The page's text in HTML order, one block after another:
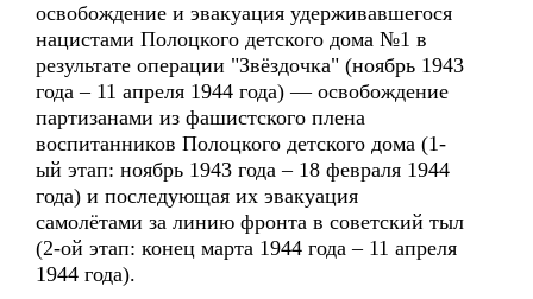
освобождение и эвакуация удерживавшегося
нацистами Полоцкого детского дома №1 в
результате операции "Звёздочка" (ноябрь 1943
года – 11 апреля 1944 года) — освобождение
партизанами из фашистского плена
воспитанников Полоцкого детского дома (1-
ый этап: ноябрь 1943 года – 18 февраля 1944
года) и последующая их эвакуация
самолётами за линию фронта в советский тыл
(2-ой этап: конец марта 1944 года – 11 апреля
1944 года).